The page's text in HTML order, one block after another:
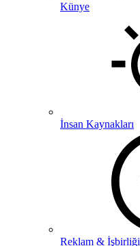
Künye
İnsan Kaynakları
Reklam & İşbirliği